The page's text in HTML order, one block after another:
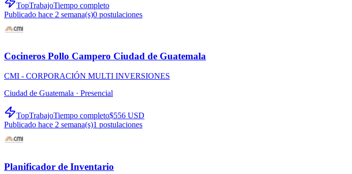
TopTrabajoTiempo completo
Publicado hace 2 semana(s)0 postulaciones
Cocineros Pollo Campero Ciudad de Guatemala
CMI - CORPORACIÓN MULTI INVERSIONES
Ciudad de Guatemala · Presencial
TopTrabajoTiempo completo$556 USD
Publicado hace 2 semana(s)1 postulaciones
Planificador de Inventario